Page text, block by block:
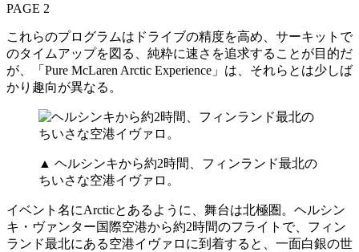
PAGE 2
これらのプログラムはドライブの精度を高め、サーキットで
のタイムアップを図る、純粋に速さを追求することが目的だ
が、「Pure McLaren Arctic Experience」は、それらとは少しば
かり趣向が異なる。
▲ ヘルシンキから約2時間、フィンランド最北の
ちいさな空港イヴァロ。
イベント名にArcticとあるように、舞台は北極圏。ヘルシン
キ・ヴァンター国際空港から約2時間のフライトで、フィン
ランド最北にある空港イヴァロに到着すると、一面白銀の世